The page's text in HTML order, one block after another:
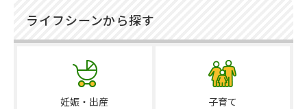
ライフシーンから探す
妊娠・出産 子育て